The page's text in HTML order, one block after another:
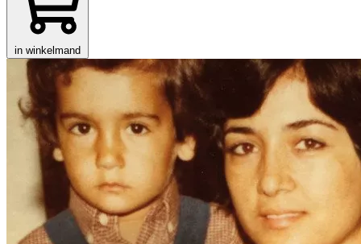
in winkelmand